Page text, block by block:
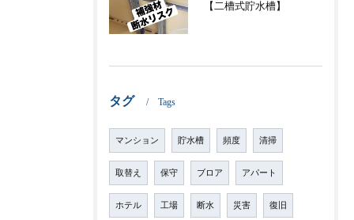
【二槽式貯水槽】
タグ Tags
マンション 貯水槽 頻度 清掃
取替え 保守 ブロア アパート
ホテル 工場 断水 災害 復旧